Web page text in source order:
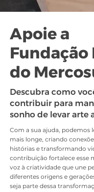
Apoie a
Fundação
do
Descubra como
contribuir para
sonho de levar arte
Com a sua ajuda, podemos
mais longe, criando
histórias e transformando
contribuição fortalece esse
voz à criatividade que une
diferentes origens e
seja parte dessa